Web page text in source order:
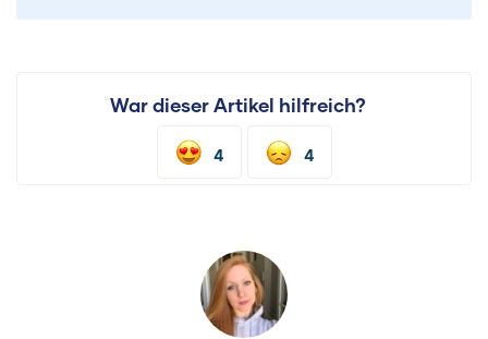
War dieser Artikel hilfreich?
4 4